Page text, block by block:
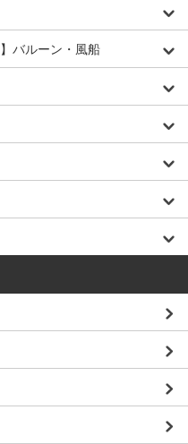
バルーン・風船